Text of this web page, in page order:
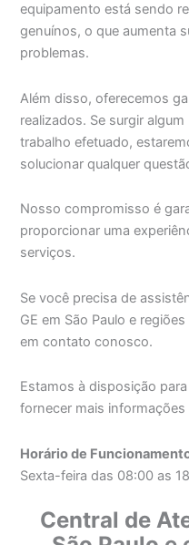
equipamento está sendo
genuínos, o que aumenta
problemas.
Além disso, oferecemos
realizados. Se surgir
trabalho efetuado,
solucionar qualquer
Nosso compromisso é
proporcionar uma
serviços.
Se você precisa de
GE em São Paulo e
em contato conosco.
Estamos à disposição
fornecer mais
Horário de
Sexta-feira das 08:00 as
Central de